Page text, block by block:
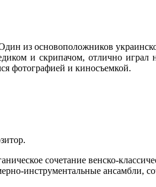
из основоположников
и скрипачом, отлично играл
фотографией и киносъемкой.
сочетание венско-
инструментальные ансамбли,